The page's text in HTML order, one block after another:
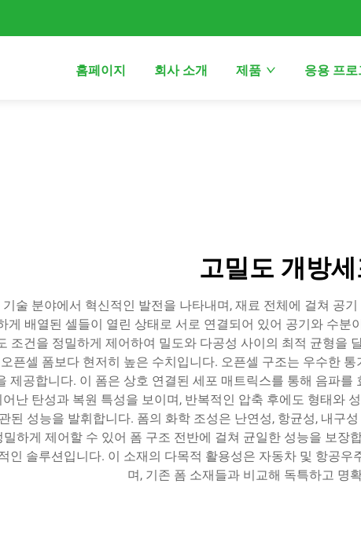
홈페이지 회사 소개 제품 응용 프로
고밀도 개방
술 분야에서 혁신적인 발전을 나타내며, 재료 전체에 걸쳐 공
게 배열된 셀들이 열린 상태로 서로 연결되어 있어 공기와 수
조건을 정밀하게 제어하여 밀도와 다공성 사이의 최적 균형을
픈셀 폼보다 현저히 높은 수치입니다. 오픈셀 구조는 우수한
제공합니다. 이 폼은 상호 연결된 세포 매트릭스를 통해 음파
난 탄성과 복원 특성을 보이며, 반복적인 압축 후에도 형태와
된 성능을 발휘합니다. 폼의 화학 조성은 난연성, 항균성, 내구
하게 제어할 수 있어 폼 구조 전반에 걸쳐 균일한 성능을 보
인 솔루션입니다. 이 소재의 다목적 활용성은 자동차 및 항공
며, 기존 폼 소재들과 비교해 독특하고 명